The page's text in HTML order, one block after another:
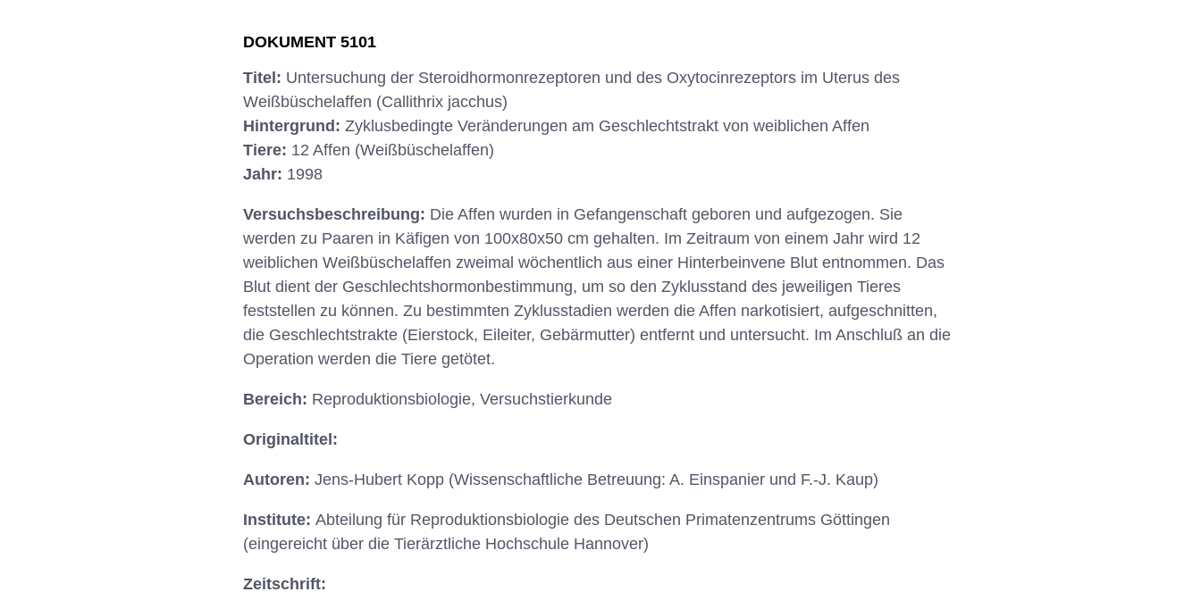
DOKUMENT 5101
Titel: Untersuchung der Steroidhormonrezeptoren und des Oxytocinrezeptors im Uterus des
Weißbüschelaffen (Callithrix jacchus)
Hintergrund: Zyklusbedingte Veränderungen am Geschlechtstrakt von weiblichen Affen
Tiere: 12 Affen (Weißbüschelaffen)
Jahr: 1998
Versuchsbeschreibung: Die Affen wurden in Gefangenschaft geboren und aufgezogen. Sie
werden zu Paaren in Käfigen von 100x80x50 cm gehalten. Im Zeitraum von einem Jahr wird 12
weiblichen Weißbüschelaffen zweimal wöchentlich aus einer Hinterbeinvene Blut entnommen. Das
Blut dient der Geschlechtshormonbestimmung, um so den Zyklusstand des jeweiligen Tieres
feststellen zu können. Zu bestimmten Zyklusstadien werden die Affen narkotisiert, aufgeschnitten,
die Geschlechtstrakte (Eierstock, Eileiter, Gebärmutter) entfernt und untersucht. Im Anschluß an die
Operation werden die Tiere getötet.
Bereich: Reproduktionsbiologie, Versuchstierkunde
Originaltitel:
Autoren: Jens-Hubert Kopp (Wissenschaftliche Betreuung: A. Einspanier und F.-J. Kaup)
Institute: Abteilung für Reproduktionsbiologie des Deutschen Primatenzentrums Göttingen
(eingereicht über die Tierärztliche Hochschule Hannover)
Zeitschrift: